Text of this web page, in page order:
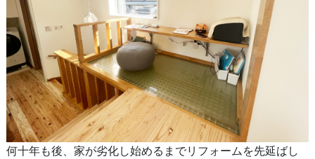
何十年も後、家が劣化し始めるまでリフォームを先延ばし